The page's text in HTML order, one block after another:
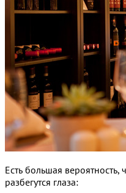
Есть большая
разбегутся глаза: